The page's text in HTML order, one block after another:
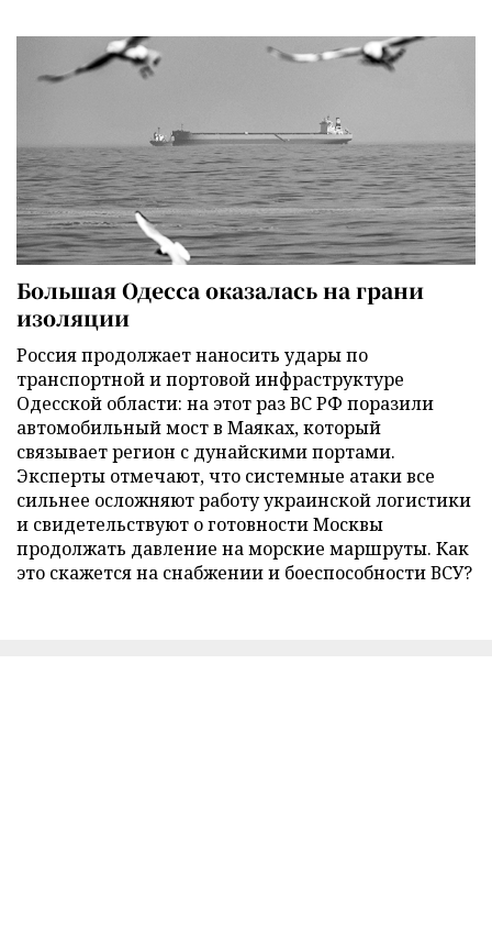
Большая Одесса оказалась на грани
изоляции
Россия продолжает наносить удары по
транспортной и портовой инфраструктуре
Одесской области: на этот раз ВС РФ поразили
автомобильный мост в Маяках, который
связывает регион с дунайскими портами.
Эксперты отмечают, что системные атаки все
сильнее осложняют работу украинской логистики
и свидетельствуют о готовности Москвы
продолжать давление на морские маршруты. Как
это скажется на снабжении и боеспособности ВСУ?